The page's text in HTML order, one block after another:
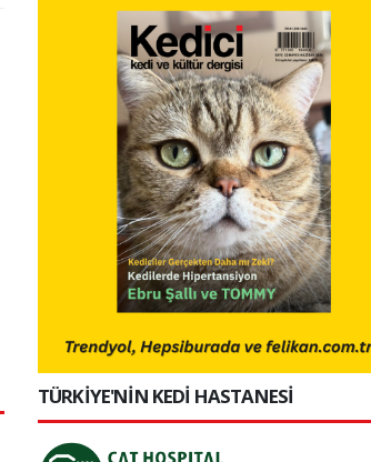
TÜRKİYE'NİN KEDİ HASTANESİ